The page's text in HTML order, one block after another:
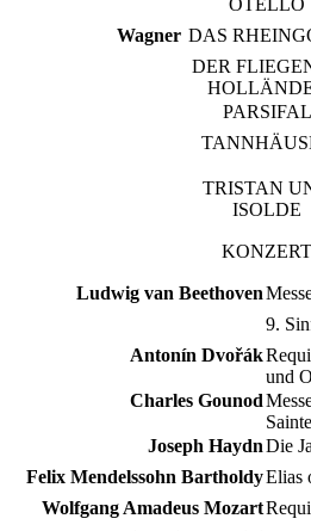
Wagner DAS
DER
PARSIFAL
TRISTAN
ISOLDE
KONZERT
Ludwig van Beethoven
9.
Antonín Dvořák
und
Charles Gounod
Joseph HaydnDie
Felix Mendelssohn BartholdyElias
Wolfgang Amadeus Mozart